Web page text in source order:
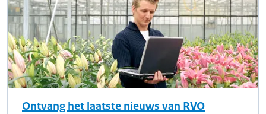
Ontvang het laatste nieuws van RVO